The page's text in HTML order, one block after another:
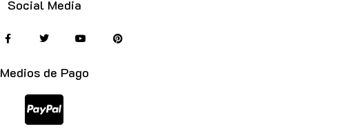
Social Media
Medios de Pago